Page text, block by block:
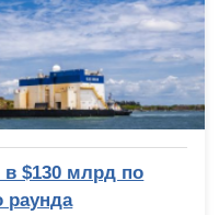
в $130 млрд по
раунда